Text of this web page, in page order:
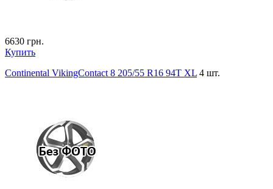
6630 грн.
Купить
Continental VikingContact 8 205/55 R16 94T XL 4 шт.